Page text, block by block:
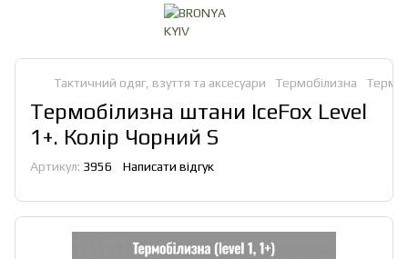
Тактичний одяг, взуття та аксесуари Термобілизна
Термобілизна штани IceFox Level
1+. Колір Чорний S
Артикул: 3956 Написати відгук